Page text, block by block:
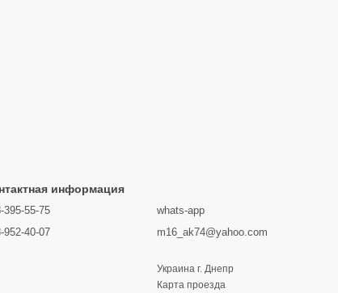
информация
395-55-75
952-40-07
whats-app
m16_ak74@yahoo.com
Украина г. Днепр
Карта проезда